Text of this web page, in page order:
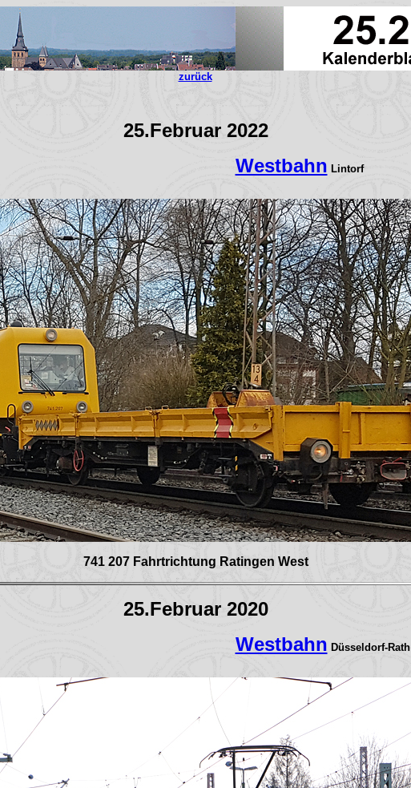
zurück
25.Februar 2022
Westbahn Lintorf
741 207 Fahrtrichtung Ratingen West
25.Februar 2020
Westbahn Düsseldorf-Rath